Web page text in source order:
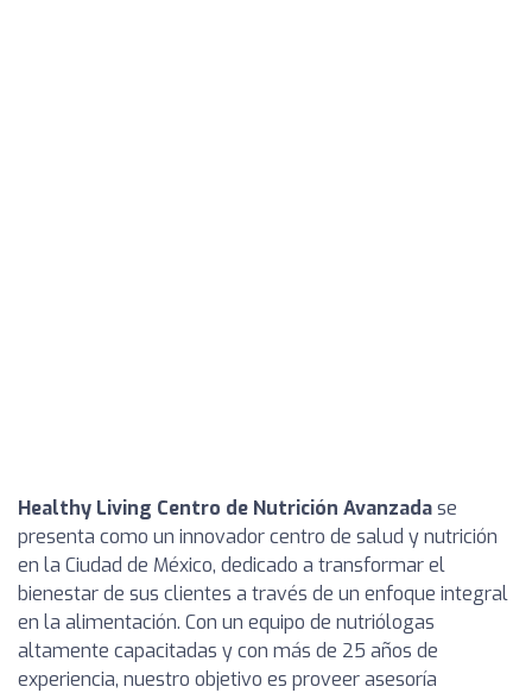
Healthy Living Centro de Nutrición Avanzadase
presenta como un innovador centro de salud y nutrición
en la Ciudad de México, dedicado a transformar el
bienestar de sus clientes a través de un enfoque integral
en la alimentación. Con un equipo de nutriólogas
altamente capacitadas y con más de 25 años de
experiencia, nuestro objetivo es proveer asesoría